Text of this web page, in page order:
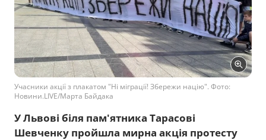
Учасники акції з плакатом "Ні міграції! Збережи націю". Фото:
Новини.LIVE/Марта Байдака
У Львові біля пам'ятника Тарасові
Шевченку пройшла мирна акція протесту